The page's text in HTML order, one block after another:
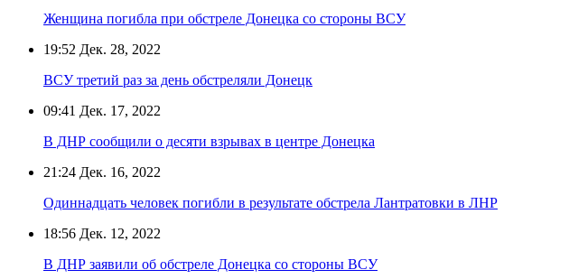
Женщина погибла при обстреле Донецка со стороны ВСУ
19:52 Дек. 28, 2022
ВСУ третий раз за день обстреляли Донецк
09:41 Дек. 17, 2022
В ДНР сообщили о десяти взрывах в центре Донецка
21:24 Дек. 16, 2022
Одиннадцать человек погибли в результате обстрела Лантратовки в ЛНР
18:56 Дек. 12, 2022
В ДНР заявили об обстреле Донецка со стороны ВСУ